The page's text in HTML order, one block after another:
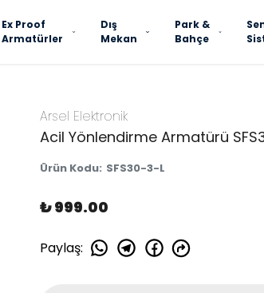
Ex Proof
Armatürler
Dış
Mekan
Park &
Bahçe
Arsel Elektronik
Acil Yönlendirme Armatürü
Ürün Kodu: SFS30-3-L
₺ 999.00
Paylaş: